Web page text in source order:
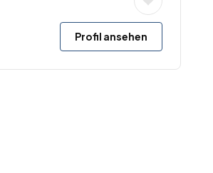
Profil ansehen